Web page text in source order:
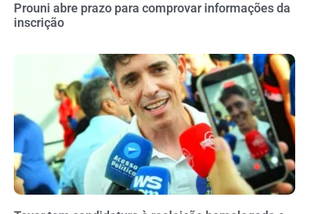
Prouni abre prazo para comprovar informações da
inscrição